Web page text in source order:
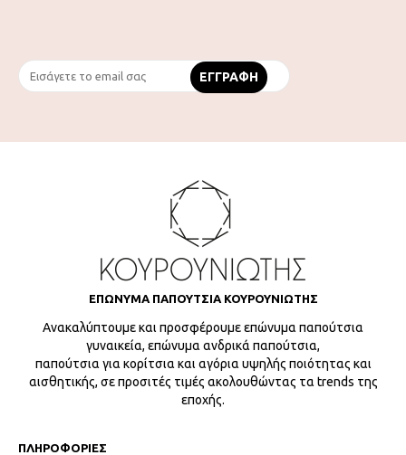
ΕΠΩΝΥΜΑ ΠΑΠΟΥΤΣΙΑ ΚΟΥΡΟΥΝΙΩΤΗΣ
Ανακαλύπτουμε και προσφέρουμε επώνυμα παπούτσια
γυναικεία, επώνυμα ανδρικά παπούτσια,
παπούτσια για κορίτσια και αγόρια υψηλής ποιότητας και
αισθητικής, σε προσιτές τιμές ακολουθώντας τα trends της
εποχής.
ΠΛΗΡΟΦΟΡΙΕΣ